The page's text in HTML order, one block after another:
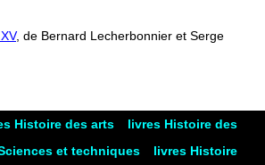
, de Bernard Lecherbonnier et Serge
Histoire des arts
livres Histoire des
et techniques
livres Histoire